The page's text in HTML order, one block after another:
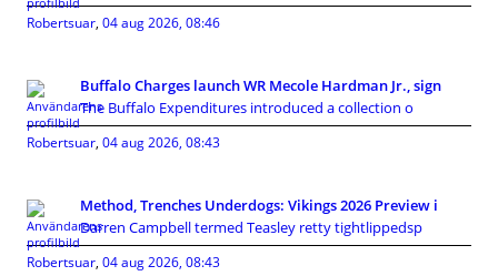
Robertsuar, 04 aug 2026, 08:46
Buffalo Charges launch WR Mecole Hardman Jr., sign
The Buffalo Expenditures introduced a collection o
Robertsuar, 04 aug 2026, 08:43
Method, Trenches Underdogs: Vikings 2026 Preview i
Darren Campbell termed Teasley retty tightlippedsp
Robertsuar, 04 aug 2026, 08:43